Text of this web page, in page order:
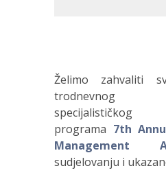
Želimo zahvaliti
trodnevnog
specijalističkog
programa 7th
Management
sudjelovanju i